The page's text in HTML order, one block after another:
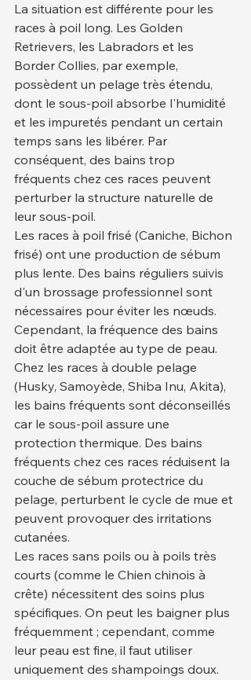
La situation est différente pour les
races à poil long. Les Golden
Retrievers, les Labradors et les
Border Collies, par exemple,
possèdent un pelage très étendu,
dont le sous-poil absorbe l'humidité
et les impuretés pendant un certain
temps sans les libérer. Par
conséquent, des bains trop
fréquents chez ces races peuvent
perturber la structure naturelle de
leur sous-poil.
Les races à poil frisé (Caniche, Bichon
frisé) ont une production de sébum
plus lente. Des bains réguliers suivis
d'un brossage professionnel sont
nécessaires pour éviter les nœuds.
Cependant, la fréquence des bains
doit être adaptée au type de peau.
Chez les races à double pelage
(Husky, Samoyède, Shiba Inu, Akita),
les bains fréquents sont déconseillés
car le sous-poil assure une
protection thermique. Des bains
fréquents chez ces races réduisent la
couche de sébum protectrice du
pelage, perturbent le cycle de mue et
peuvent provoquer des irritations
cutanées.
Les races sans poils ou à poils très
courts (comme le Chien chinois à
crête) nécessitent des soins plus
spécifiques. On peut les baigner plus
fréquemment ; cependant, comme
leur peau est fine, il faut utiliser
uniquement des shampoings doux.